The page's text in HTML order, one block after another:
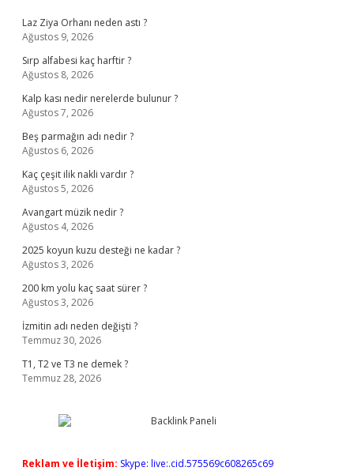
Laz Ziya Orhanı neden astı ?
Ağustos 9, 2026
Sırp alfabesi kaç harftir ?
Ağustos 8, 2026
Kalp kası nedir nerelerde bulunur ?
Ağustos 7, 2026
Beş parmağın adı nedir ?
Ağustos 6, 2026
Kaç çeşit ilik nakli vardır ?
Ağustos 5, 2026
Avangart müzik nedir ?
Ağustos 4, 2026
2025 koyun kuzu desteği ne kadar ?
Ağustos 3, 2026
200 km yolu kaç saat sürer ?
Ağustos 3, 2026
İzmitin adı neden değişti ?
Temmuz 30, 2026
T1, T2 ve T3 ne demek ?
Temmuz 28, 2026
Reklam ve İletişim: Skype: live:.cid.575569c608265c69